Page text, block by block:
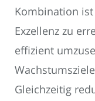
Kombination
Exzellenz zu
effizient
Gleichzeitig